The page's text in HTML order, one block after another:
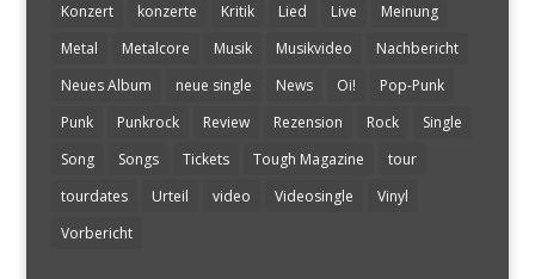
Konzert
konzerte Kritik Lied Live
Meinung
Metal
Metalcore Musik Musikvideo
Nachbericht
Neues Album
neue single News Oi!
Pop-Punk
Punk
Punkrock Review Rezension Rock
Single
Song
Songs Tickets Tough Magazine
tour
tourdates
Urteil video Videosingle
Vinyl
Vorbericht